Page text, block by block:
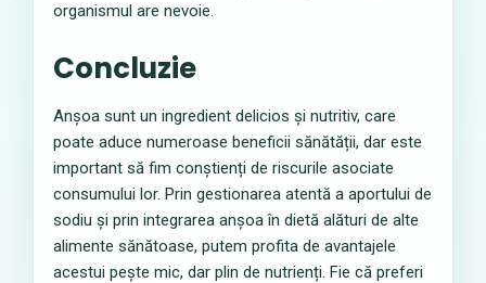
organismul are nevoie.
Concluzie
Anșoa sunt un ingredient delicios și nutritiv, care
poate aduce numeroase beneficii sănătății, dar este
important să fim conștienți de riscurile asociate
consumului lor. Prin gestionarea atentă a aportului de
sodiu și prin integrarea anșoa în dietă alături de alte
alimente sănătoase, putem profita de avantajele
acestui pește mic, dar plin de nutrienți. Fie că preferi